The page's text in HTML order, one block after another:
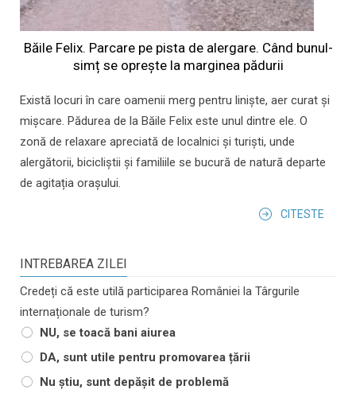
Băile Felix. Parcare pe pista de alergare. Când bunul-
simț se oprește la marginea pădurii
Există locuri în care oamenii merg pentru liniște, aer curat și
mișcare. Pădurea de la Băile Felix este unul dintre ele. O
zonă de relaxare apreciată de localnici și turiști, unde
alergătorii, bicicliștii și familiile se bucură de natură departe
de agitația orașului.
CITESTE
INTREBAREA ZILEI
Credeți că este utilă participarea României la Târgurile
internaționale de turism?
NU, se toacă bani aiurea
DA, sunt utile pentru promovarea țării
Nu știu, sunt depășit de problemă